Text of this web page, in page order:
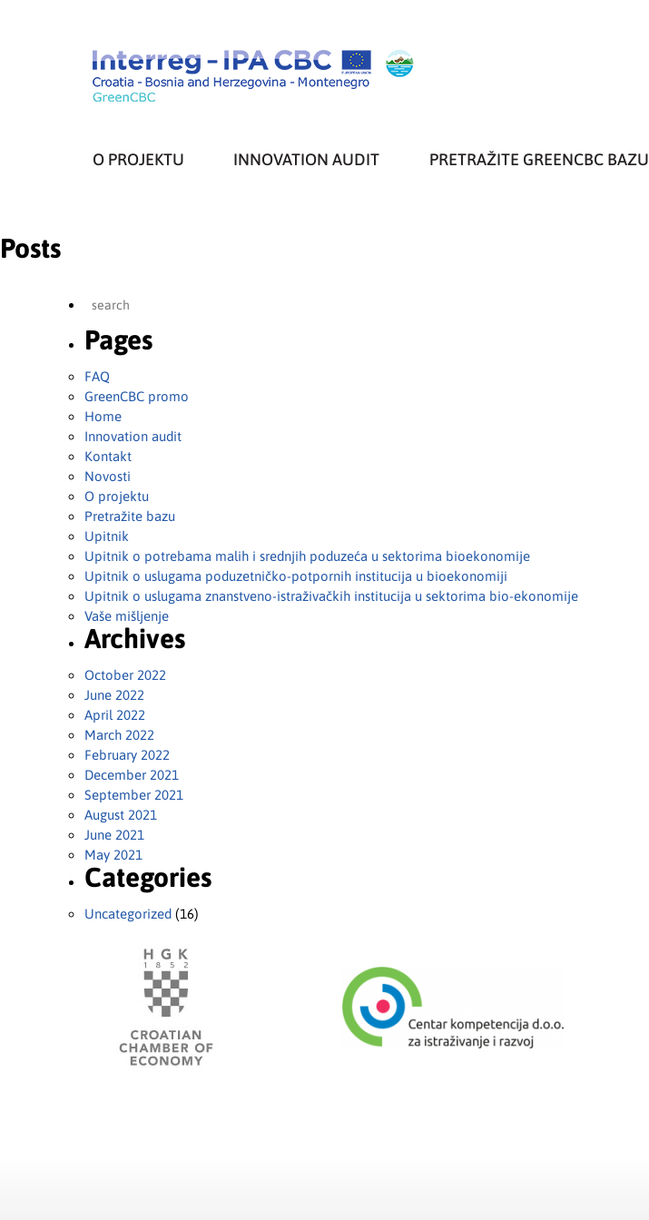
O PROJEKTU INNOVATION AUDIT PRETRAŽITE GREENCBC BAZU
Posts
Pages
FAQ
GreenCBC promo
Home
Innovation audit
Kontakt
Novosti
O projektu
Pretražite bazu
Upitnik
Upitnik o potrebama malih i srednjih poduzeća u sektorima bioekonomije
Upitnik o uslugama poduzetničko-potpornih institucija u bioekonomiji
Upitnik o uslugama znanstveno-istraživačkih institucija u sektorima bio-ekonomije
Vaše mišljenje
Archives
October 2022
June 2022
April 2022
March 2022
February 2022
December 2021
September 2021
August 2021
June 2021
May 2021
Categories
Uncategorized (16)